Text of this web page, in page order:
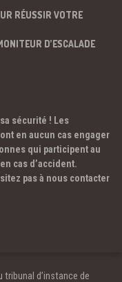
RÉUSSIR VOTRE
D’ESCALADE
sécurité ! Les
en aucun cas engager
qui participent au
cas d’accident.
pas à nous contacter
d’instance de